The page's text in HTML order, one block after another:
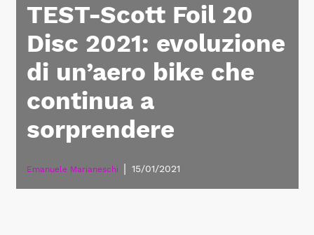
TEST-Scott Foil 20
Disc 2021: evoluzione
di un’aero bike che
continua a
sorprendere
Emanuele Marianeschi 15/01/2021